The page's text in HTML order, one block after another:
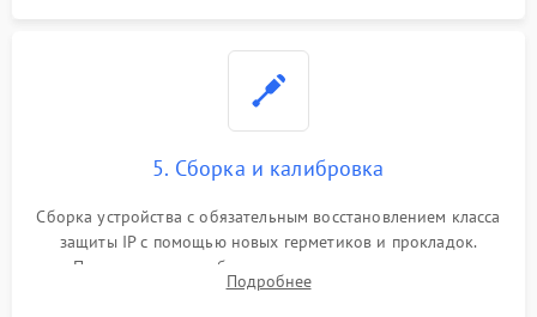
5. Сборка и калибровка
Сборка устройства с обязательным восстановлением класса
защиты IP с помощью новых герметиков и прокладок.
Программная калибровка матрицы по эталонному
абсолютно черному телу для точного измерения температур.
Подробнее